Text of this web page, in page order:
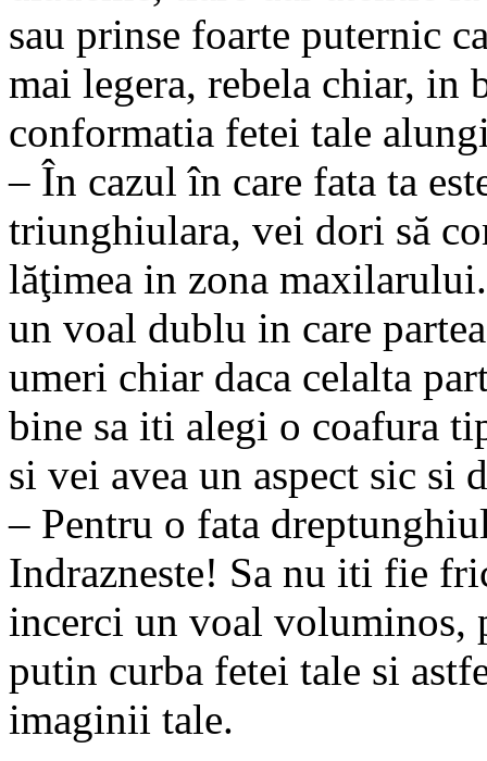
sau prinse foarte puternic
mai legera, rebela chiar, in
conformatia fetei tale
– În cazul în care fata ta
triunghiulara, vei dori să
lăţimea in zona
un voal dublu in care
umeri chiar daca celalta
bine sa iti alegi o coafura
si vei avea un aspect sic si
– Pentru o fata
Indrazneste! Sa nu iti fie
incerci un voal voluminos,
putin curba fetei tale si
imaginii tale.